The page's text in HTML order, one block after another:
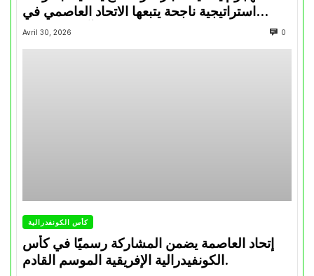
استراتيجية ناجحة يتبعها الاتحاد العاصمي في
تتويجاته آخر السنوات
Avril 30, 2026 0
كأس الكونفدرالية
إتحاد العاصمة يضمن المشاركة رسميًا في كأس
الكونفيدرالية الإفريقية الموسم القادم.